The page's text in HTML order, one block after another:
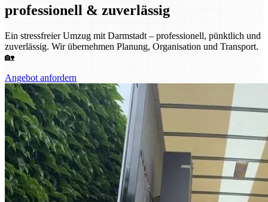
professionell & zuverlässig
Ein stressfreier Umzug mit Darmstadt – professionell, pünktlich und
zuverlässig. Wir übernehmen Planung, Organisation und Transport.
🏡
Angebot anfordern